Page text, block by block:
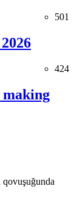
501
424
making
qovuşuğunda